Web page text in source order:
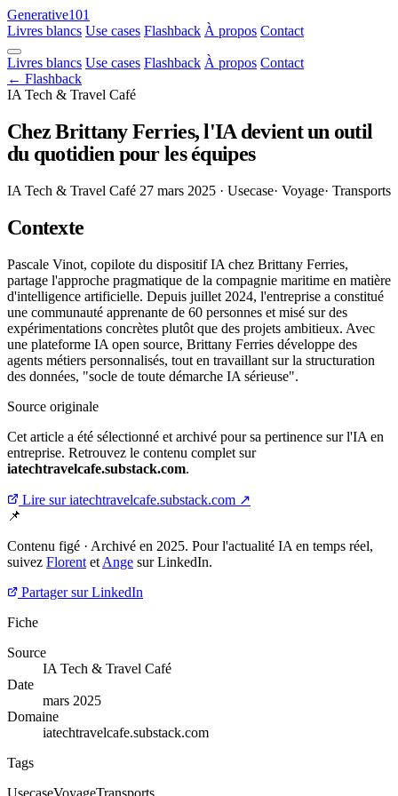
Generative101
Livres blancs Use cases Flashback À propos Contact
Livres blancs Use cases Flashback À propos Contact
← Flashback
IA Tech & Travel Café
Chez Brittany Ferries, l'IA devient un outil
du quotidien pour les équipes
IA Tech & Travel Café 27 mars 2025 · Usecase· Voyage· Transports
Contexte
Pascale Vinot, copilote du dispositif IA chez Brittany Ferries,
partage l'approche pragmatique de la compagnie maritime en matière
d'intelligence artificielle. Depuis juillet 2024, l'entreprise a constitué
une communauté apprenante de 60 personnes et misé sur des
expérimentations concrètes plutôt que des projets ambitieux. Avec
une plateforme IA open source, Brittany Ferries développe des
agents métiers personnalisés, tout en travaillant sur la structuration
des données, "socle de toute démarche IA sérieuse".
Source originale
Cet article a été sélectionné et archivé pour sa pertinence sur l'IA en
entreprise. Retrouvez le contenu complet sur
iatechtravelcafe.substack.com.
Lire sur iatechtravelcafe.substack.com ↗
📌
Contenu figé · Archivé en 2025. Pour l'actualité IA en temps réel,
suivez Florent et Ange sur LinkedIn.
Partager sur LinkedIn
Fiche
Source
IA Tech & Travel Café
Date
mars 2025
Domaine
iatechtravelcafe.substack.com
Tags
UsecaseVoyageTransports